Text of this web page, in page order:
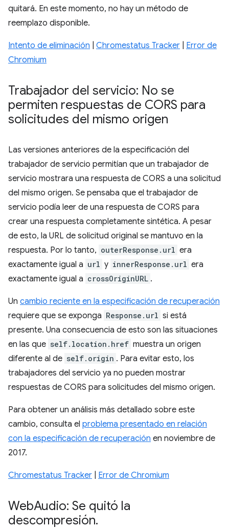
quitará. En este momento, no hay un método de
reemplazo disponible.
Intento de eliminación Chromestatus Tracker
Error de
Chromium
Trabajador del servicio: No se
permiten respuestas de CORS para
solicitudes del mismo origen
Las versiones anteriores de la especificación del
trabajador de servicio permitían que un trabajador de
servicio mostrara una respuesta de CORS a una solicitud
del mismo origen. Se pensaba que el trabajador de
servicio podía leer de una respuesta de CORS para
crear una respuesta completamente sintética. A pesar
de esto, la URL de solicitud original se mantuvo en la
respuesta. Por lo tanto, outerResponse.url era
exactamente igual a url y innerResponse.url era
exactamente igual a crossOriginURL .
Un cambio reciente en la especificación de recuperación
requiere que se exponga Response.url si está
presente. Una consecuencia de esto son las situaciones
en las que self.location.href muestra un origen
diferente al de self.origin . Para evitar esto, los
trabajadores del servicio ya no pueden mostrar
respuestas de CORS para solicitudes del mismo origen.
Para obtener un análisis más detallado sobre este
cambio, consulta el problema presentado en relación
con la especificación de recuperación en noviembre de
2017.
Chromestatus Tracker Error de Chromium
WebAudio: Se quitó la
descompresión.